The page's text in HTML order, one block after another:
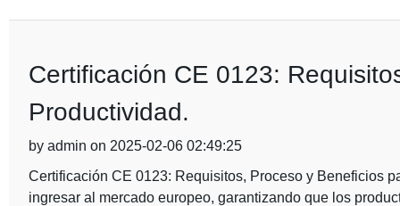
Certificación CE 0123:
Productividad.
by admin on 2025-02-06 02:49:25
Certificación CE 0123: Requisitos, Proceso y Beneficios
ingresar al mercado europeo, garantizando que los